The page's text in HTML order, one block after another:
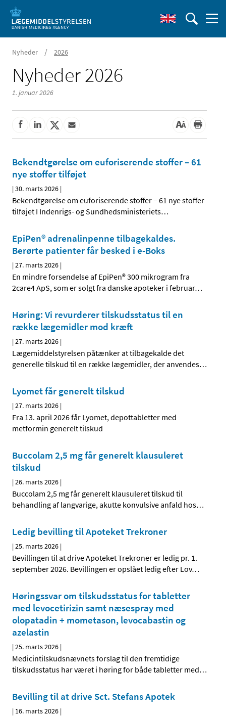
Nyheder / 2026
Nyheder 2026
1. januar 2026
Bekendtgørelse om euforiserende stoffer – 61
nye stoffer tilføjet
|30. marts 2026 |
Bekendtgørelse om euforiserende stoffer – 61 nye stoffer
tilføjet I Indenrigs- og Sundhedsministeriets…
EpiPen® adrenalinpenne tilbagekaldes.
Berørte patienter får besked i e-Boks
|27. marts 2026 |
En mindre forsendelse af EpiPen® 300 mikrogram fra
2care4 ApS, som er solgt fra danske apoteker i februar…
Høring: Vi revurderer tilskudsstatus til en
række lægemidler mod kræft
|27. marts 2026 |
Lægemiddelstyrelsen påtænker at tilbagekalde det
generelle tilskud til en række lægemidler, der anvendes…
Lyomet får generelt tilskud
|27. marts 2026 |
Fra 13. april 2026 får Lyomet, depottabletter med
metformin generelt tilskud
Buccolam 2,5 mg får generelt klausuleret
tilskud
|26. marts 2026 |
Buccolam 2,5 mg får generelt klausuleret tilskud til
behandling af langvarige, akutte konvulsive anfald hos…
Ledig bevilling til Apoteket Trekroner
|25. marts 2026 |
Bevillingen til at drive Apoteket Trekroner er ledig pr. 1.
september 2026. Bevillingen er opslået ledig efter Lov…
Høringssvar om tilskudsstatus for tabletter
med levocetirizin samt næsespray med
olopatadin + mometason, levocabastin og
azelastin
|25. marts 2026 |
Medicintilskudsnævnets forslag til den fremtidige
tilskudsstatus har været i høring for både tabletter med…
Bevilling til at drive Sct. Stefans Apotek
| 16. marts 2026 |